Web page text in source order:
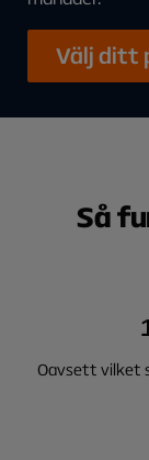
Välj ditt
Så
Oavsett vilket